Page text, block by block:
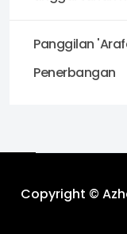
Panggilan
Penerbangan
Copyright ©